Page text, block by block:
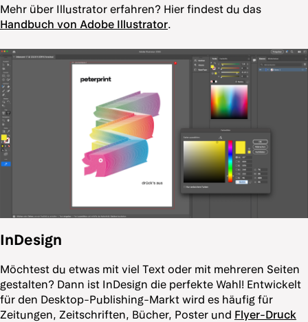
Mehr über Illustrator erfahren? Hier findest du das
Handbuch von Adobe Illustrator.
InDesign
Möchtest du etwas mit viel Text oder mit mehreren Seiten
gestalten? Dann ist InDesign die perfekte Wahl! Entwickelt
für den Desktop-Publishing-Markt wird es häufig für
Zeitungen, Zeitschriften, Bücher, Poster und Flyer-Druck